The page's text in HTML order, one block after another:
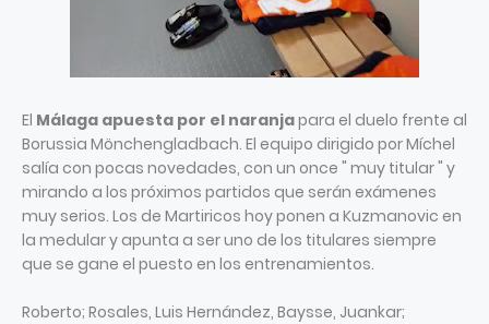
El Málaga apuesta por el naranjapara el duelo frente al
Borussia Mönchengladbach. El equipo dirigido por Míchel
salía con pocas novedades, con un once " muy titular " y
mirando a los próximos partidos que serán exámenes
muy serios. Los de Martiricos hoy ponen a Kuzmanovic en
la medular y apunta a ser uno de los titulares siempre
que se gane el puesto en los entrenamientos.
Roberto; Rosales, Luis Hernández, Baysse, Juankar;